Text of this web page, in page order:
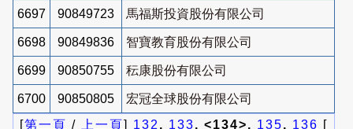
6697 90849723 馬福斯投資股份有限公司
6698 90849836 智寶教育股份有限公司
6699 90850755 秐康股份有限公司
6700 90850805
宏冠全球股份有限公司
[第一頁 / 上一頁] 132 , 133, <134>, 135, 136 [